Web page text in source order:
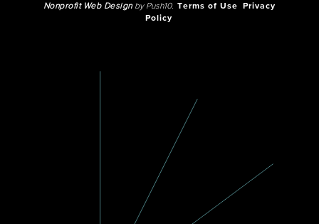
Nonprofit Web Designby Push10. Terms of Use
Privacy
Policy